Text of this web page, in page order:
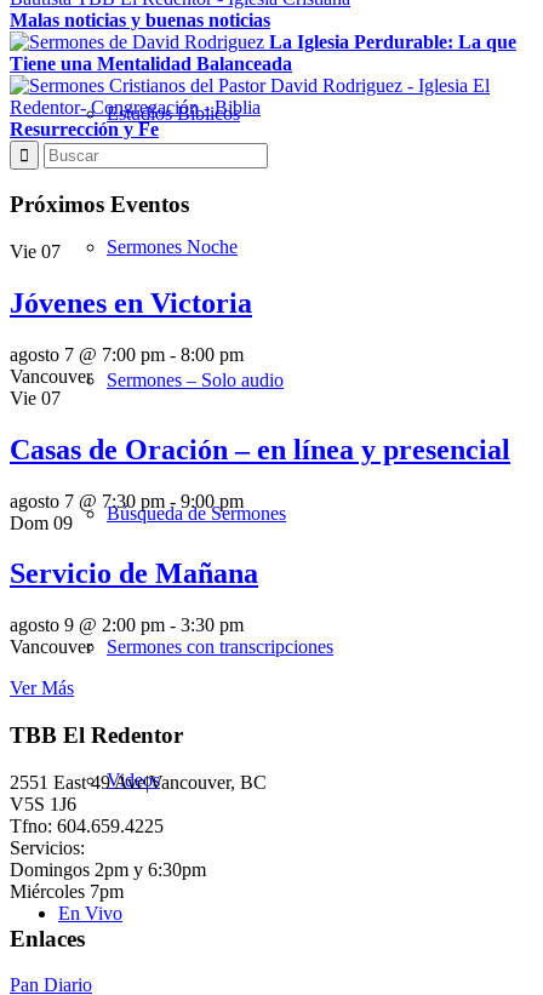
Estudios Bíblicos
Sermones Noche
Sermones – Solo audio
Búsqueda de Sermones
Sermones con transcripciones
Videos
En Vivo
Malas noticias y buenas noticias
La Iglesia Perdurable: La que
Tiene una Mentalidad Balanceada
Resurrección y Fe
Próximos Eventos
Vie 07
Jóvenes en Victoria
agosto 7 @ 7:00 pm - 8:00 pm
Vancouver
Vie 07
Casas de Oración – en línea y presencial
agosto 7 @ 7:30 pm - 9:00 pm
Dom 09
Servicio de Mañana
agosto 9 @ 2:00 pm - 3:30 pm
Vancouver
Ver Más
TBB El Redentor
2551 East 49 Ave|Vancouver, BC
V5S 1J6
Tfno: 604.659.4225
Servicios:
Domingos 2pm y 6:30pm
Miércoles 7pm
Enlaces
Pan Diario